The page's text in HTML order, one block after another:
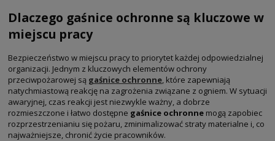
Dlaczego gaśnice ochronne są kluczowe w
miejscu pracy
Bezpieczeństwo w miejscu pracy to priorytet każdej odpowiedzialnej
organizacji. Jednym z kluczowych elementów ochrony
przeciwpożarowej są gaśnice ochronne, które zapewniają
natychmiastową reakcję na zagrożenia związane z ogniem. W sytuacji
awaryjnej, czas reakcji jest niezwykle ważny, a dobrze
rozmieszczone i łatwo dostępne gaśnice ochronne mogą zapobiec
rozprzestrzenianiu się pożaru, zminimalizować straty materialne i, co
najważniejsze, chronić życie pracowników.